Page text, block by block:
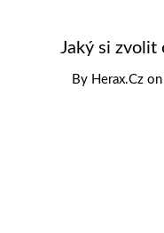
Jaký si zvolit
By Herax.cz on